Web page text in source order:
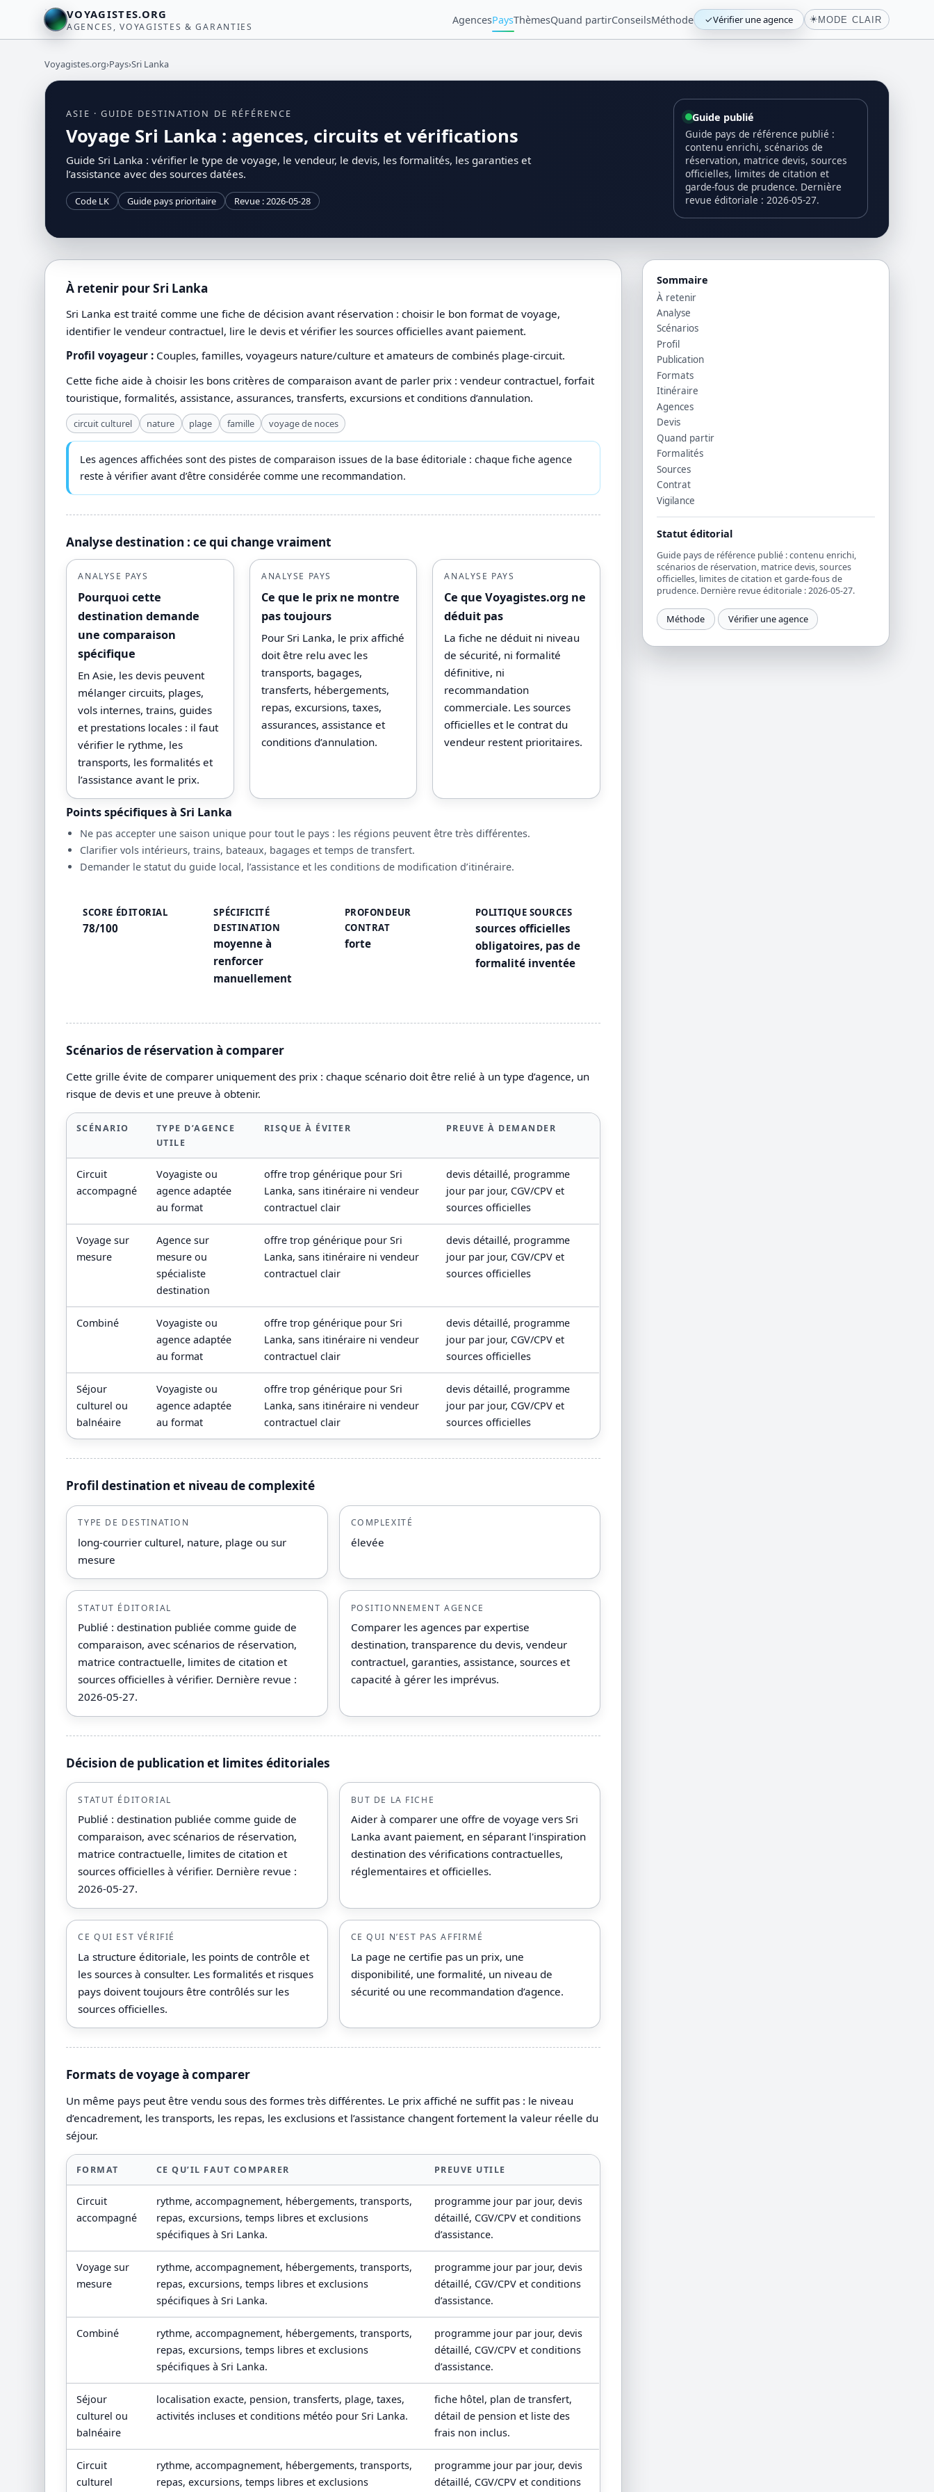
VOYAGISTES.ORG
AGENCES, VOYAGISTES & GARANTIES
AgencesPaysThèmesQuand partirConseilsMéthode ✓Vérifier une agence ☀️MODE CLAIR
Voyagistes.org›Pays›Sri Lanka
ASIE · GUIDE DESTINATION DE RÉFÉRENCE
Voyage Sri Lanka : agences, circuits et vérifications
Guide Sri Lanka : vérifier le type de voyage, le vendeur, le devis, les formalités, les garanties et
l’assistance avec des sources datées.
Code LK Guide pays prioritaire Revue : 2026-05-28
Guide publié
Guide pays de référence publié :
contenu enrichi, scénarios de
réservation, matrice devis, sources
officielles, limites de citation et
garde-fous de prudence. Dernière
revue éditoriale : 2026-05-27.
À retenir pour Sri Lanka
Sri Lanka est traité comme une fiche de décision avant réservation : choisir le bon format de voyage,
identifier le vendeur contractuel, lire le devis et vérifier les sources officielles avant paiement.
Profil voyageur : Couples, familles, voyageurs nature/culture et amateurs de combinés plage-circuit.
Cette fiche aide à choisir les bons critères de comparaison avant de parler prix : vendeur contractuel, forfait
touristique, formalités, assistance, assurances, transferts, excursions et conditions d’annulation.
circuit culturel nature plage famille voyage de noces
Les agences affichées sont des pistes de comparaison issues de la base éditoriale : chaque fiche agence
reste à vérifier avant d’être considérée comme une recommandation.
Analyse destination : ce qui change vraiment
ANALYSE PAYS
Pourquoi cette
destination demande
une comparaison
spécifique
En Asie, les devis peuvent
mélanger circuits, plages,
vols internes, trains, guides
et prestations locales : il faut
vérifier le rythme, les
transports, les formalités et
l’assistance avant le prix.
ANALYSE PAYS
Ce que le prix ne montre
pas toujours
Pour Sri Lanka, le prix affiché
doit être relu avec les
transports, bagages,
transferts, hébergements,
repas, excursions, taxes,
assurances, assistance et
conditions d’annulation.
ANALYSE PAYS
Ce que Voyagistes.org ne
déduit pas
La fiche ne déduit ni niveau
de sécurité, ni formalité
définitive, ni
recommandation
commerciale. Les sources
officielles et le contrat du
vendeur restent prioritaires.
Points spécifiques à Sri Lanka
Ne pas accepter une saison unique pour tout le pays : les régions peuvent être très différentes.
Clarifier vols intérieurs, trains, bateaux, bagages et temps de transfert.
Demander le statut du guide local, l’assistance et les conditions de modification d’itinéraire.
SCORE ÉDITORIAL
78/100
SPÉCIFICITÉ
DESTINATION
moyenne à
renforcer
manuellement
PROFONDEUR
CONTRAT
forte
POLITIQUE SOURCES
sources officielles
obligatoires, pas de
formalité inventée
Scénarios de réservation à comparer
Cette grille évite de comparer uniquement des prix : chaque scénario doit être relié à un type d’agence, un
risque de devis et une preuve à obtenir.
SCÉNARIO
TYPE D’AGENCE
UTILE
RISQUE À ÉVITER PREUVE À DEMANDER
Circuit
accompagné
Voyagiste ou
agence adaptée
au format
offre trop générique pour Sri
Lanka, sans itinéraire ni vendeur
contractuel clair
devis détaillé, programme
jour par jour, CGV/CPV et
sources officielles
Voyage sur
mesure
Agence sur
mesure ou
spécialiste
destination
offre trop générique pour Sri
Lanka, sans itinéraire ni vendeur
contractuel clair
devis détaillé, programme
jour par jour, CGV/CPV et
sources officielles
Combiné
Voyagiste ou
agence adaptée
au format
offre trop générique pour Sri
Lanka, sans itinéraire ni vendeur
contractuel clair
devis détaillé, programme
jour par jour, CGV/CPV et
sources officielles
Séjour
culturel ou
balnéaire
Voyagiste ou
agence adaptée
au format
offre trop générique pour Sri
Lanka, sans itinéraire ni vendeur
contractuel clair
devis détaillé, programme
jour par jour, CGV/CPV et
sources officielles
Profil destination et niveau de complexité
TYPE DE DESTINATION
long-courrier culturel, nature, plage ou sur
mesure
COMPLEXITÉ
élevée
STATUT ÉDITORIAL
Publié : destination publiée comme guide de
comparaison, avec scénarios de réservation,
matrice contractuelle, limites de citation et
sources officielles à vérifier. Dernière revue :
2026-05-27.
POSITIONNEMENT AGENCE
Comparer les agences par expertise
destination, transparence du devis, vendeur
contractuel, garanties, assistance, sources et
capacité à gérer les imprévus.
Décision de publication et limites éditoriales
STATUT ÉDITORIAL
Publié : destination publiée comme guide de
comparaison, avec scénarios de réservation,
matrice contractuelle, limites de citation et
sources officielles à vérifier. Dernière revue :
2026-05-27.
BUT DE LA FICHE
Aider à comparer une offre de voyage vers Sri
Lanka avant paiement, en séparant l'inspiration
destination des vérifications contractuelles,
réglementaires et officielles.
CE QUI EST VÉRIFIÉ
La structure éditoriale, les points de contrôle et
les sources à consulter. Les formalités et risques
pays doivent toujours être contrôlés sur les
sources officielles.
CE QUI N’EST PAS AFFIRMÉ
La page ne certifie pas un prix, une
disponibilité, une formalité, un niveau de
sécurité ou une recommandation d’agence.
Formats de voyage à comparer
Un même pays peut être vendu sous des formes très différentes. Le prix affiché ne suffit pas : le niveau
d’encadrement, les transports, les repas, les exclusions et l’assistance changent fortement la valeur réelle du
séjour.
FORMAT CE QU’IL FAUT COMPARER PREUVE UTILE
Circuit
accompagné
rythme, accompagnement, hébergements, transports,
repas, excursions, temps libres et exclusions
spécifiques à Sri Lanka.
programme jour par jour, devis
détaillé, CGV/CPV et conditions
d’assistance.
Voyage sur
mesure
rythme, accompagnement, hébergements, transports,
repas, excursions, temps libres et exclusions
spécifiques à Sri Lanka.
programme jour par jour, devis
détaillé, CGV/CPV et conditions
d’assistance.
Combiné
rythme, accompagnement, hébergements, transports,
repas, excursions, temps libres et exclusions
spécifiques à Sri Lanka.
programme jour par jour, devis
détaillé, CGV/CPV et conditions
d’assistance.
Séjour
culturel ou
balnéaire
localisation exacte, pension, transferts, plage, taxes,
activités incluses et conditions météo pour Sri Lanka.
fiche hôtel, plan de transfert,
détail de pension et liste des
frais non inclus.
Circuit
culturel
rythme, accompagnement, hébergements, transports,
repas, excursions, temps libres et exclusions
programme jour par jour, devis
détaillé, CGV/CPV et conditions
Sommaire
À retenir
Analyse
Scénarios
Profil
Publication
Formats
Itinéraire
Agences
Devis
Quand partir
Formalités
Sources
Contrat
Vigilance
Statut éditorial
Guide pays de référence publié : contenu enrichi,
scénarios de réservation, matrice devis, sources
officielles, limites de citation et garde-fous de
prudence. Dernière revue éditoriale : 2026-05-27.
Méthode Vérifier une agence